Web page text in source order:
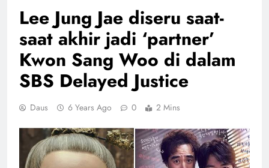
Lee Jung Jae diseru saat-
saat akhir jadi ‘partner’
Kwon Sang Woo di dalam
SBS Delayed Justice
Daus 6 Years Ago 0 2 Mins